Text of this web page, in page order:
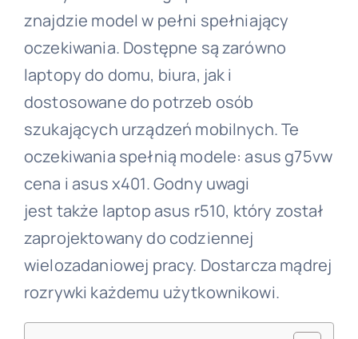
znajdzie model w pełni spełniający
oczekiwania. Dostępne są zarówno
laptopy do domu, biura, jak i
dostosowane do potrzeb osób
szukających urządzeń mobilnych. Te
oczekiwania spełnią modele: asus g75vw
cena i asus x401. Godny uwagi
jest także laptop asus r510, który został
zaprojektowany do codziennej
wielozadaniowej pracy. Dostarcza mądrej
rozrywki każdemu użytkownikowi.